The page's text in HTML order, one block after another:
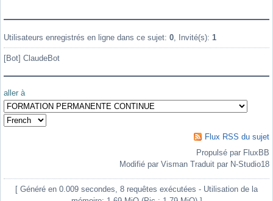
Utilisateurs enregistrés en ligne dans ce sujet: 0 , Invité(s): 1
[Bot] ClaudeBot
aller à
Flux RSS du sujet
Propulsé par FluxBB
Modifié par Visman Traduit par N-Studio18
[ Généré en 0.009 secondes, 8 requêtes exécutées - Utilisation de la